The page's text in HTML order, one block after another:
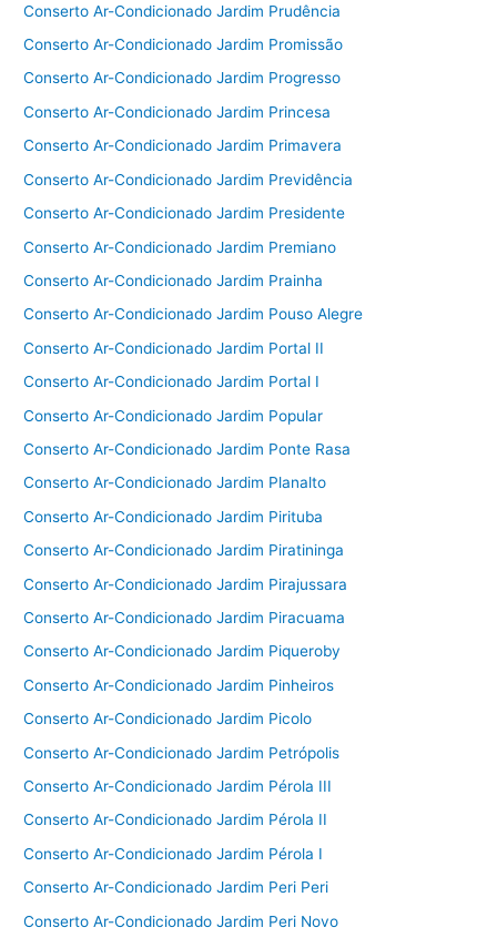
Conserto Ar-Condicionado Jardim Prudência
Conserto Ar-Condicionado Jardim Promissão
Conserto Ar-Condicionado Jardim Progresso
Conserto Ar-Condicionado Jardim Princesa
Conserto Ar-Condicionado Jardim Primavera
Conserto Ar-Condicionado Jardim Previdência
Conserto Ar-Condicionado Jardim Presidente
Conserto Ar-Condicionado Jardim Premiano
Conserto Ar-Condicionado Jardim Prainha
Conserto Ar-Condicionado Jardim Pouso Alegre
Conserto Ar-Condicionado Jardim Portal II
Conserto Ar-Condicionado Jardim Portal I
Conserto Ar-Condicionado Jardim Popular
Conserto Ar-Condicionado Jardim Ponte Rasa
Conserto Ar-Condicionado Jardim Planalto
Conserto Ar-Condicionado Jardim Pirituba
Conserto Ar-Condicionado Jardim Piratininga
Conserto Ar-Condicionado Jardim Pirajussara
Conserto Ar-Condicionado Jardim Piracuama
Conserto Ar-Condicionado Jardim Piqueroby
Conserto Ar-Condicionado Jardim Pinheiros
Conserto Ar-Condicionado Jardim Picolo
Conserto Ar-Condicionado Jardim Petrópolis
Conserto Ar-Condicionado Jardim Pérola III
Conserto Ar-Condicionado Jardim Pérola II
Conserto Ar-Condicionado Jardim Pérola I
Conserto Ar-Condicionado Jardim Peri Peri
Conserto Ar-Condicionado Jardim Peri Novo